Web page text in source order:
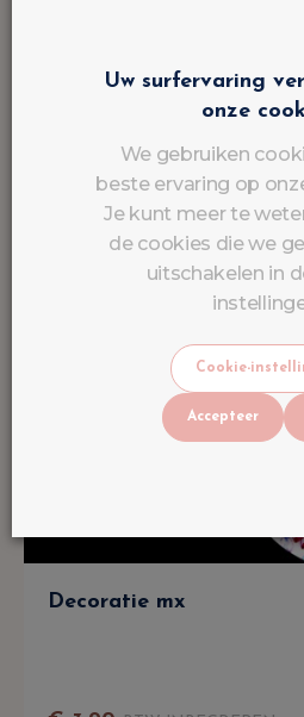
Decoratie mx
Uw surfervaring
onze
We gebruiken
beste ervaring op
Je kunt meer te
de cookies die we
uitschakelen in
Cookie-
Accepteer